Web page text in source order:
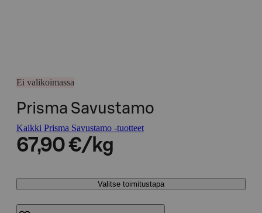
Ei valikoimassa
Prisma Savustamo
Kaikki Prisma Savustamo -tuotteet
67,90 €/kg
Valitse toimitustapa